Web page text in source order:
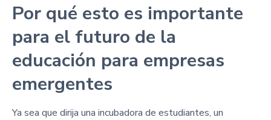
Por qué esto es importante
para el futuro de la
educación para empresas
emergentes
Ya sea que dirija una incubadora de estudiantes, un